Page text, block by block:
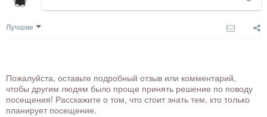
Лучшие
Пожалуйста, оставьте подробный отзыв или комментарий,
чтобы другим людям было проще принять решение по поводу
посещения! Расскажите о том, что стоит знать тем, кто только
планирует посещение.